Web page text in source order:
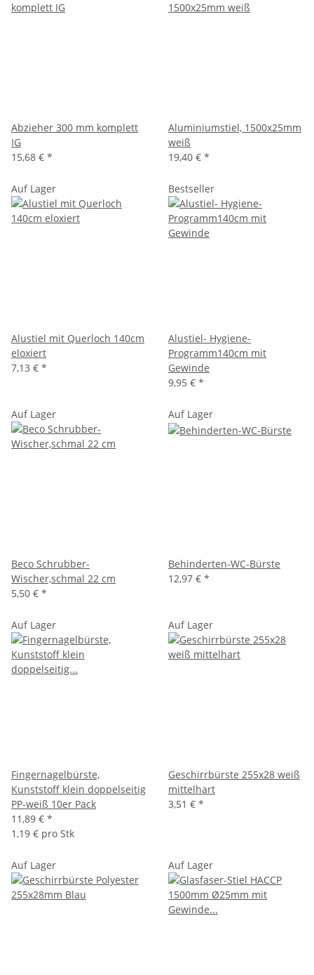
Abzieher 300 mm komplett
IG
15,68 € *
Aluminiumstiel, 1500x25mm
weiß
19,40 € *
Auf Lager
Alustiel mit Querloch 140cm
eloxiert
7,13 € *
Bestseller
Alustiel- Hygiene-
Programm140cm mit
Gewinde
9,95 € *
Auf Lager
Beco Schrubber-
Wischer,schmal 22 cm
5,50 € *
Auf Lager
Behinderten-WC-Bürste
12,97 € *
Auf Lager
Fingernagelbürste,
Kunststoff klein doppelseitig
PP-weiß 10er Pack
11,89 € *
1,19 € pro Stk
Auf Lager
Geschirrbürste 255x28 weiß
mittelhart
3,51 € *
Auf Lager Auf Lager